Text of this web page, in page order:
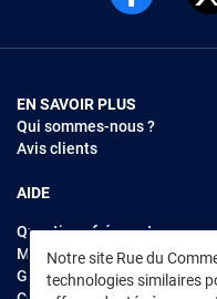
Notre site Rue du
technologies similaires
EN SAVOIR PLUS
Qui sommes-nous ?
Avis clients
AIDE
Questions fréquentes
Modes de règlements
Garantie et retours